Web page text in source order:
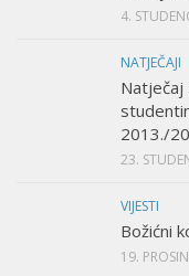
4.
NATJEČAJI
Natječaj
2013./
23.
VIJESTI
Božićni
19.